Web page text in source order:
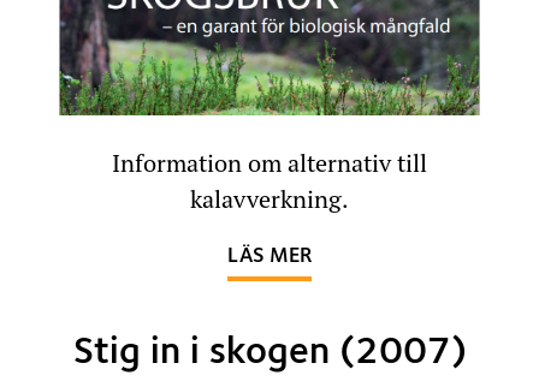
Information om alternativ till
kalavverkning.
LÄS MEROM KALHYGGESFRITT
Stig in i skogen (2007)